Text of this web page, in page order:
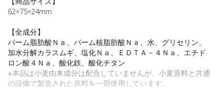
62×75×24mm
【全成分】
パーム脂肪酸Ｎａ、パーム核脂肪酸Ｎａ、水、グリセリン、
加水分解カラスムギ、塩化Ｎａ、ＥＤＴＡ－４Ｎａ、エチド
ロン酸４Ｎａ、酸化鉄、酸化チタン
※本品は小麦由来成分は配合していませんが、小麦原料と共通
の設備で製造された原料を一部使用しています。